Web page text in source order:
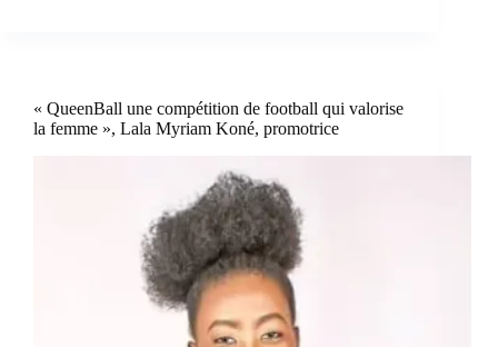
« QueenBall une compétition de football qui valorise
la femme », Lala Myriam Koné, promotrice